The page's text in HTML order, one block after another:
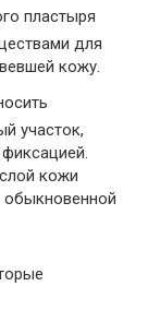
пластыря
для
кожу.
участок,
кожи